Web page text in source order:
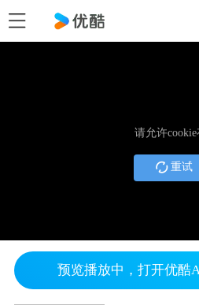
请允许
重试
预览播放中，打开优酷